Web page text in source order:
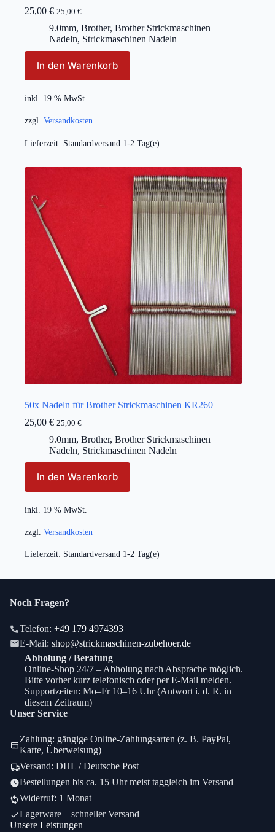
25,00 € 25,00 €
9.0mm, Brother, Brother Strickmaschinen
Nadeln, Strickmaschinen Nadeln
In den Warenkorb
inkl. 19 % MwSt.
zzgl. Versandkosten
Lieferzeit: Standardversand 1-2 Tag(e)
50x Nadeln für Brother Strickmaschinen KR260
25,00 € 25,00 €
9.0mm, Brother, Brother Strickmaschinen
Nadeln, Strickmaschinen Nadeln
In den Warenkorb
inkl. 19 % MwSt.
zzgl. Versandkosten
Lieferzeit: Standardversand 1-2 Tag(e)
Noch Fragen?
Telefon: +49 179 4974393
E-Mail: shop@strickmaschinen-zubehoer.de
Abholung / Beratung
Online-Shop 24/7 – Abholung nach Absprache möglich.
Bitte vorher kurz telefonisch oder per E-Mail melden.
Supportzeiten: Mo–Fr 10–16 Uhr (Antwort i. d. R. in
diesem Zeitraum)
Unser Service
Zahlung: gängige Online-Zahlungsarten (z. B. PayPal,
Karte, Überweisung)
Versand: DHL / Deutsche Post
Bestellungen bis ca. 15 Uhr meist taggleich im Versand
Widerruf: 1 Monat
Lagerware – schneller Versand
Unsere Leistungen